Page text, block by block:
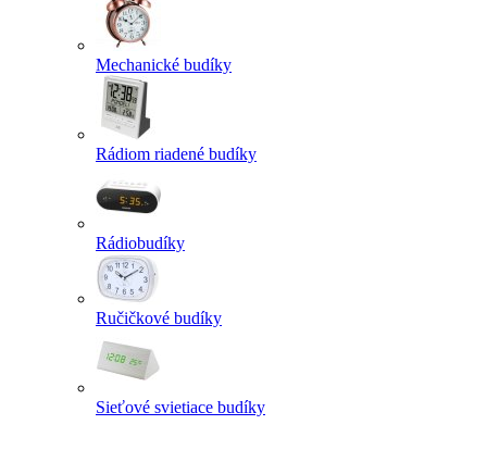
Mechanické budíky
Rádiom riadené budíky
Rádiobudíky
Ručičkové budíky
Sieťové svietiace budíky